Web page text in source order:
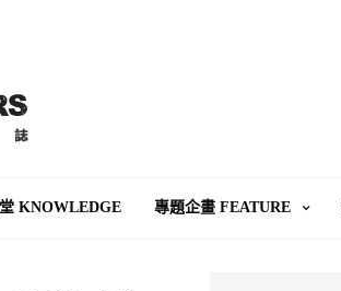
KNOWLEDGE 專題企畫 FEATURE